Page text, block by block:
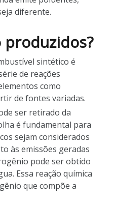
diferente.
produzidos?
sintético é
de reações
como
de fontes variadas.
ser retirado da
é fundamental para
sejam considerados
às emissões geradas
pode ser obtido
Essa reação química
que compõe a